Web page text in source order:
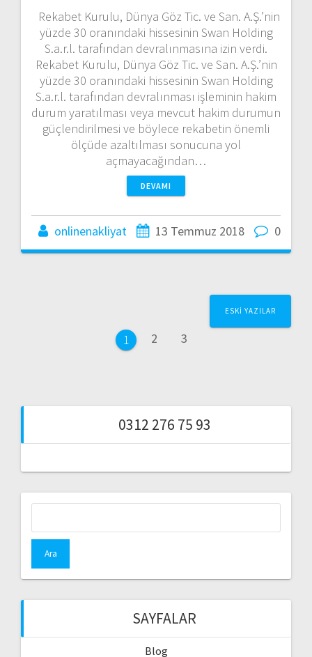
Rekabet Kurulu, Dünya Göz Tic. ve San. A.Ş.’nin
yüzde 30 oranındaki hissesinin Swan Holding
S.a.r.l. tarafından devralınmasına izin verdi.
Rekabet Kurulu, Dünya Göz Tic. ve San. A.Ş.’nin
yüzde 30 oranındaki hissesinin Swan Holding
S.a.r.l. tarafından devralınması işleminin hakim
durum yaratılması veya mevcut hakim durumun
güçlendirilmesi ve böylece rekabetin önemli
ölçüde azaltılması sonucuna yol
açmayacağından…
DEVAMI
onlinenakliyat 13 Temmuz 2018 0
dolaşımı Sayfa
1 Sayfa
2 Sayfa
3
ESKI YAZILAR
0312 276 75 93
SAYFALAR
Blog